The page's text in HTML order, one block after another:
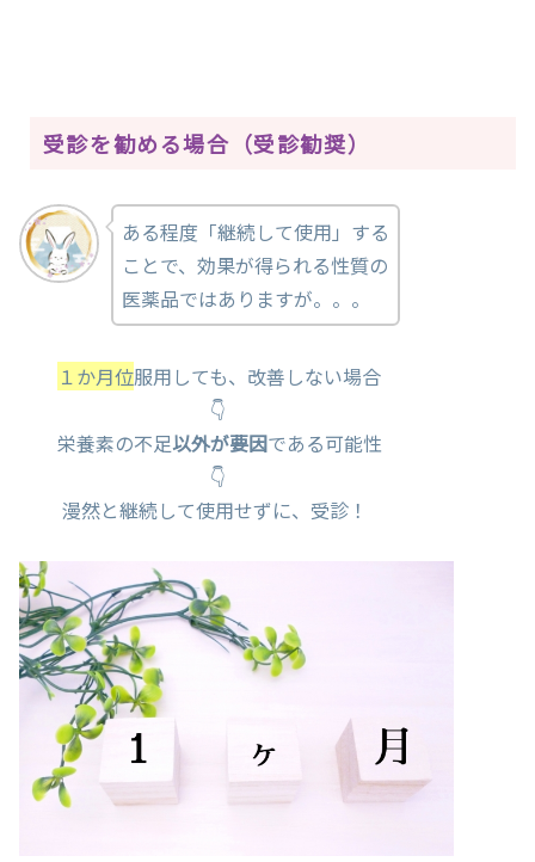
受診を勧める場合（受診勧奨）
ある程度「継続して使用」する
ことで、効果が得られる性質の
医薬品ではありますが。。。
１か月位服用しても、改善しない場合
👇
栄養素の不足以外が要因である可能性
👇
漫然と継続して使用せずに、受診！